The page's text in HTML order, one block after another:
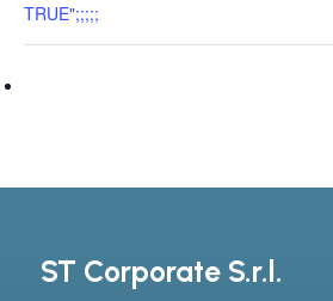
TRUE";;;;;
ST Corporate S.r.l.